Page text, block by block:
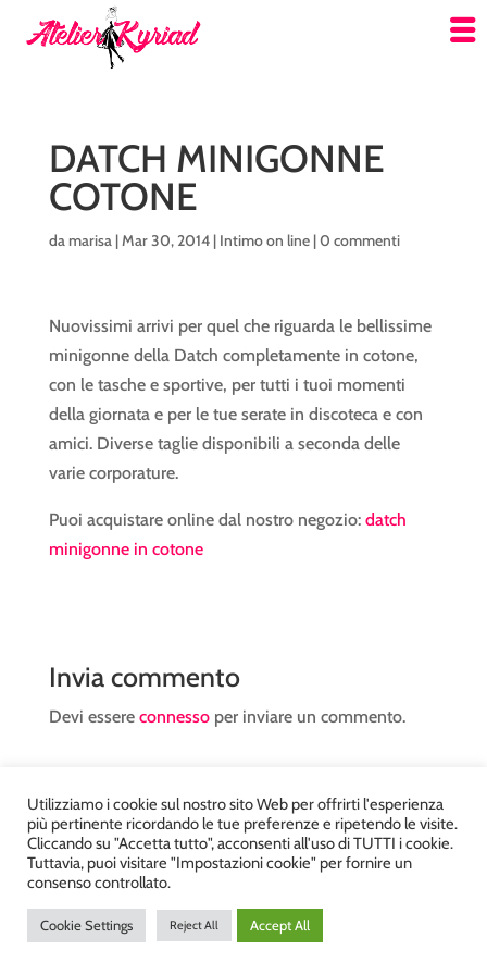
DATCH MINIGONNE
COTONE
damarisa|Mar 30, 2014| Intimo on line|0 commenti
Nuovissimi arrivi per quel che riguarda le bellissime
minigonne della Datch completamente in cotone,
con le tasche e sportive, per tutti i tuoi momenti
della giornata e per le tue serate in discoteca e con
amici. Diverse taglie disponibili a seconda delle
varie corporature.
Puoi acquistare online dal nostro negozio: datch
minigonne in cotone
Invia commento
Devi essere connessoper inviare un commento.
Atelier Kyriad da Mary – via Carducci, 12 – Chiavenna –
realizzato da
DiegoGiuriani.com
Utilizziamo i cookie sul nostro sito Web per offrirti l'esperienza
più pertinente ricordando le tue preferenze e ripetendo le visite.
Cliccando su "Accetta tutto", acconsenti all'uso di TUTTI i cookie.
Tuttavia, puoi visitare "Impostazioni cookie" per fornire un
consenso controllato.
Cookie Settings Reject All Accept All